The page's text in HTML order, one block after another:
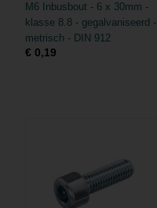
M6 Inbusbout - 6 x 30mm -
klasse 8.8 - gegalvaniseerd -
metrisch - DIN 912
€ 0,19